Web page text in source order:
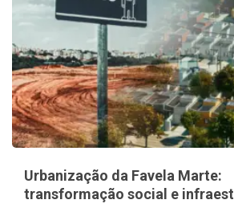
Urbanização da Favela Marte:
transformação social e